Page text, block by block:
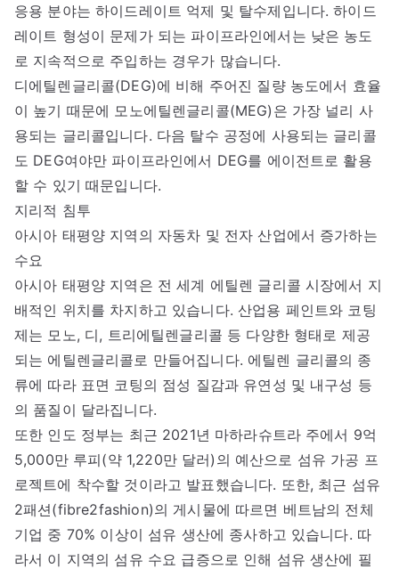
응용 분야는 하이드레이트 억제 및 탈수제입니다. 하이드
레이트 형성이 문제가 되는 파이프라인에서는 낮은 농도
로 지속적으로 주입하는 경우가 많습니다.
디에틸렌글리콜(DEG)에 비해 주어진 질량 농도에서 효율
이 높기 때문에 모노에틸렌글리콜(MEG)은 가장 널리 사
용되는 글리콜입니다. 다음 탈수 공정에 사용되는 글리콜
도 DEG여야만 파이프라인에서 DEG를 에이전트로 활용
할 수 있기 때문입니다.
지리적 침투
아시아 태평양 지역의 자동차 및 전자 산업에서 증가하는
수요
아시아 태평양 지역은 전 세계 에틸렌 글리콜 시장에서 지
배적인 위치를 차지하고 있습니다. 산업용 페인트와 코팅
제는 모노, 디, 트리에틸렌글리콜 등 다양한 형태로 제공
되는 에틸렌글리콜로 만들어집니다. 에틸렌 글리콜의 종
류에 따라 표면 코팅의 점성 질감과 유연성 및 내구성 등
의 품질이 달라집니다.
또한 인도 정부는 최근 2021년 마하라슈트라 주에서 9억
5,000만 루피(약 1,220만 달러)의 예산으로 섬유 가공 프
로젝트에 착수할 것이라고 발표했습니다. 또한, 최근 섬유
2패션(fibre2fashion)의 게시물에 따르면 베트남의 전체
기업 중 70% 이상이 섬유 생산에 종사하고 있습니다. 따
라서 이 지역의 섬유 수요 급증으로 인해 섬유 생산에 필